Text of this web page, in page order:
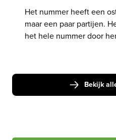
Het nummer heeft een
maar een paar partijen.
het hele nummer door
Bekijk